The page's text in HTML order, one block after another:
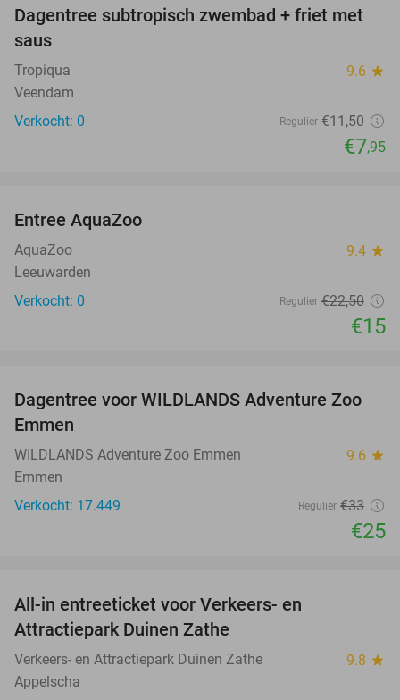
31%
NEW
TODAY
Dagentree subtropisch zwembad + friet met
saus
Tropiqua 9.6 star
Veendam
Verkocht: 0
Regulier €11,50
€7,95
TODAY
Entree AquaZoo
AquaZoo 9.4 star
Leeuwarden
Verkocht: 0
Regulier €22,50
€15
24%
Dagentree voor WILDLANDS Adventure Zoo
Emmen
WILDLANDS Adventure Zoo Emmen 9.6 star
Emmen
Verkocht: 17.449
Regulier €33
€25
All-in entreeticket voor Verkeers- en
Attractiepark Duinen Zathe
Verkeers- en Attractiepark Duinen Zathe 9.8 star
Appelscha